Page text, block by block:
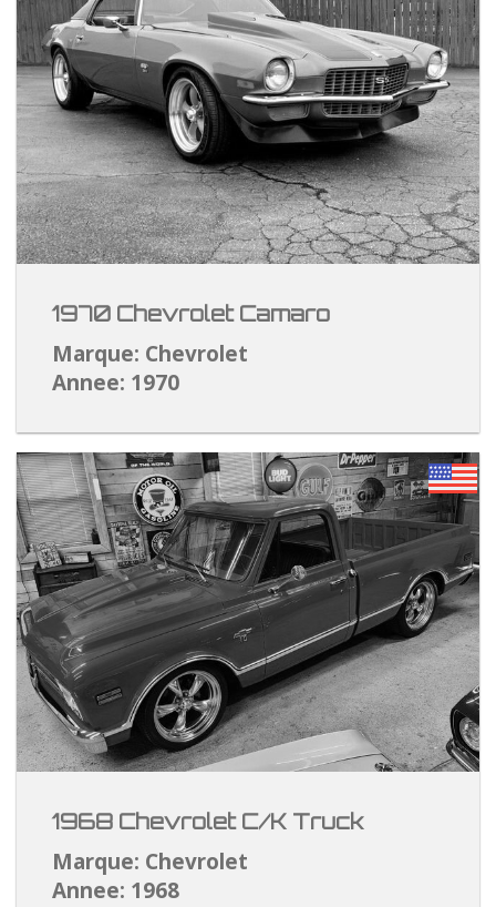
1970 Chevrolet Camaro
Marque: Chevrolet
Annee: 1970
1968 Chevrolet C/K Truck
Marque: Chevrolet
Annee: 1968